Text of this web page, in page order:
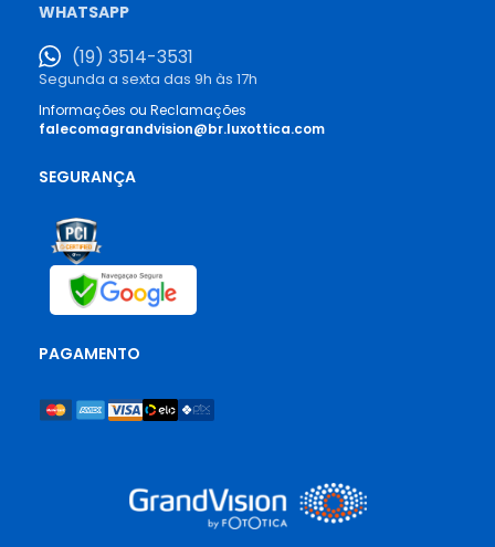
WHATSAPP
(19) 3514-3531
Segunda a sexta das 9h às 17h
Informações ou Reclamações
falecomagrandvision@br.luxottica.com
SEGURANÇA
PAGAMENTO